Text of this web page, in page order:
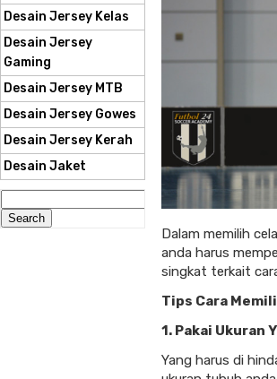
Dalam memilih
anda harus
singkat terkait
Tips Cara
1. Pakai Ukuran
Yang harus di
Desain Jersey Kelas
Desain Jersey
Gaming
Desain Jersey MTB
Desain Jersey Gowes
Desain Jersey Kerah
Desain Jaket
for: